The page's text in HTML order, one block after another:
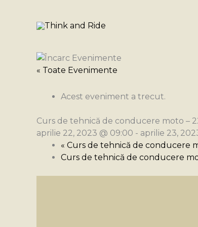
« Toate Evenimente
Acest eveniment a trecut.
Curs de tehnică de conducere moto –
aprilie 22, 2023 @ 09:00 - aprilie 23,
« Curs de tehnică de conducere
Curs de tehnică de conducere